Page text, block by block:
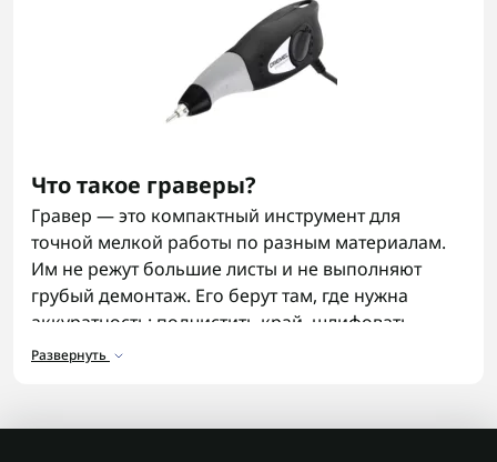
Что такое граверы?
Гравер — это компактный инструмент для
точной мелкой работы по разным материалам.
Им не режут большие листы и не выполняют
грубый демонтаж. Его берут там, где нужна
аккуратность: подчистить край, шлифовать
мелкий участок, сделать паз, полировать или
Для чего используются
Развернуть